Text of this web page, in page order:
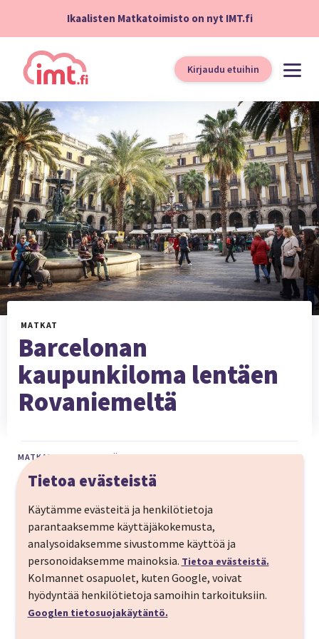
Ikaalisten Matkatoimisto on nyt IMT.fi
Kirjaudu etuihin
MATKAT
Barcelonan
kaupunkiloma lentäen
Rovaniemeltä
MATKAN HINTAAN SISÄLTYY
lennot Rovaniemi – Barcelona – Rovaniemi
lentojen verot ja viranomaismaksut
majoitus valitussa hotellissa
aamiaiset hotelliaamuina
Tietoa evästeistä
Käytämme evästeitä ja henkilötietoja
parantaaksemme käyttäjäkokemusta,
analysoidaksemme sivustomme käyttöä ja
personoidaksemme mainoksia. Tietoa evästeistä.
Kolmannet osapuolet, kuten Google, voivat
hyödyntää henkilötietoja samoihin tarkoituksiin.
Googlen tietosuojakäytäntö.